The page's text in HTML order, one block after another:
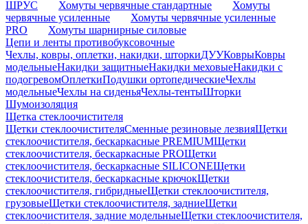
ШРУС Хомуты червячные стандартные
Хомуты
червячные усиленные
Хомуты червячные усиленные
PRO
Хомуты шарнирные силовые
Цепи и ленты противобуксовочные
Чехлы, ковры, оплетки, накидки, шторкиДУУКоврыКовры
модельныеНакидки защитныеНакидки меховыеНакидки с
подогревомОплеткиПодушки ортопедическиеЧехлы
модельныеЧехлы на сиденьяЧехлы-тентыШторки
Шумоизоляция
Щетка стеклоочистителя
Щетки стеклоочистителяСменные резиновые лезвияЩетки
стеклоочистителя, бескаркасные PREMIUMЩетки
стеклоочистителя, бескаркасные PROЩетки
стеклоочистителя, бескаркасные SILICONEЩетки
стеклоочистителя, бескаркасные крючокЩетки
стеклоочистителя, гибридныеЩетки стеклоочистителя,
грузовыеЩетки стеклоочистителя, задниеЩетки
стеклоочистителя, задние модельныеЩетки стеклоочистителя,